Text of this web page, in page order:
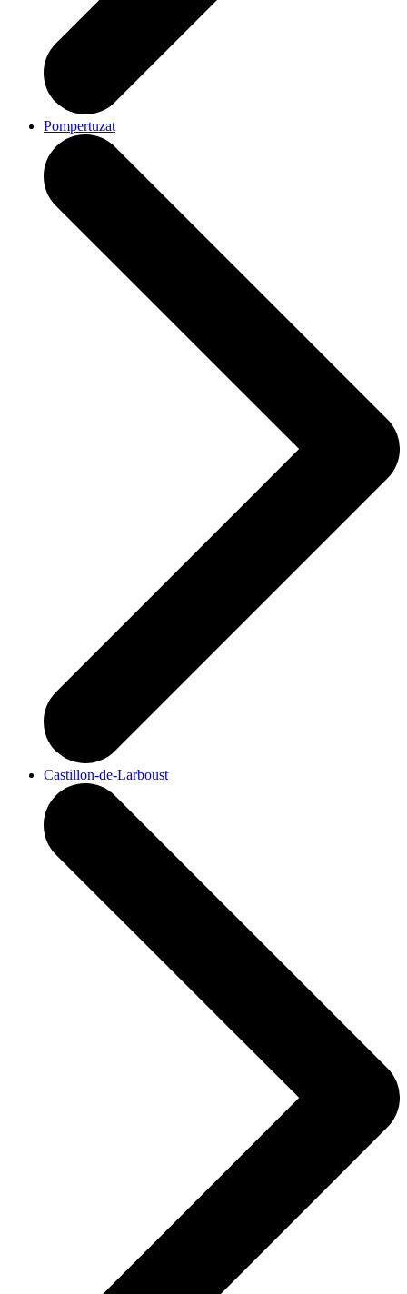
Pompertuzat
Castillon-de-Larboust